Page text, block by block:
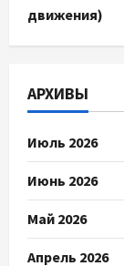
движения)
АРХИВЫ
Июль 2026
Июнь 2026
Май 2026
Апрель 2026